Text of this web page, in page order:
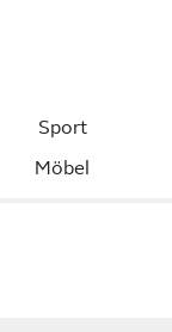
Sport
Möbel